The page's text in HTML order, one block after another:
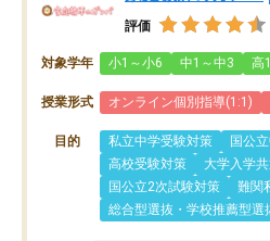
評価
対象学年 小1～小6 中1～中3 高
授業形式 オンライン個別指導(1:1)
目的 私立中学受験対策
国公
高校受験対策
大学入学
国公立2次試験対策
難関
総合型選抜・学校推薦型選